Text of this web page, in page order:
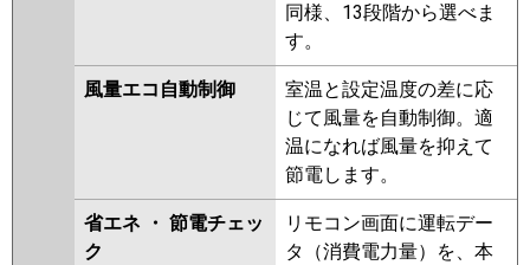
FDUV805HKB5SA
FDUV805HK5S
PA-P80FE7SHB PA-P80FE7SHNB
PA-P80FE7SH PA-P80FE7SHN
PA-P80FE6SHB
PA-P80FE6SHNB
PA-P80FE6SH PA-P80FE6SHN
同様、13段階から選べま
す。
風量エコ自動制御
室温と設定温度の差に応
じて風量を自動制御。適
温になれば風量を抑えて
節電します。
省エネ ・ 節電チェッ
ク
リモコン画面に運転デー
タ（消費電力量）を、本